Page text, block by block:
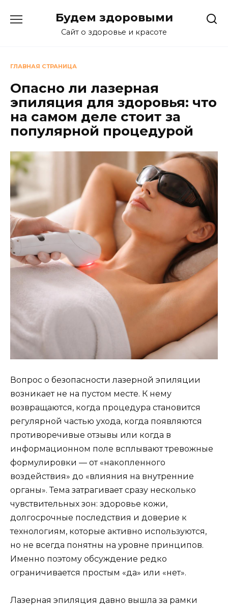
Будем здоровыми
Сайт о здоровье и красоте
ГЛАВНАЯ СТРАНИЦА
Опасно ли лазерная
эпиляция для здоровья: что
на самом деле стоит за
популярной процедурой
Вопрос о безопасности лазерной эпиляции
возникает не на пустом месте. К нему
возвращаются, когда процедура становится
регулярной частью ухода, когда появляются
противоречивые отзывы или когда в
информационном поле всплывают тревожные
формулировки — от «накопленного
воздействия» до «влияния на внутренние
органы». Тема затрагивает сразу несколько
чувствительных зон: здоровье кожи,
долгосрочные последствия и доверие к
технологиям, которые активно используются,
но не всегда понятны на уровне принципов.
Именно поэтому обсуждение редко
ограничивается простым «да» или «нет».
Лазерная эпиляция давно вышла за рамки